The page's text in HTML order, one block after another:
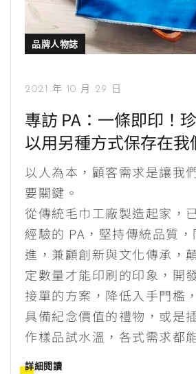
品牌人物誌
2021 年 10 月 29 日
專訪 PA：一條即印！
以用另種方式保存在我
以人為本，顧客需求是讓我
要關鍵。
從傳統毛巾工廠製造起家，
經驗的 PA，堅持傳統品質
進，兼顧創新與文化傳承，
定數量才能印刷的印象，開
接單的方案，降低入手門檻
具備紀念價值的禮物，或是
作樣品試水溫，各式需求都
詳細閱讀